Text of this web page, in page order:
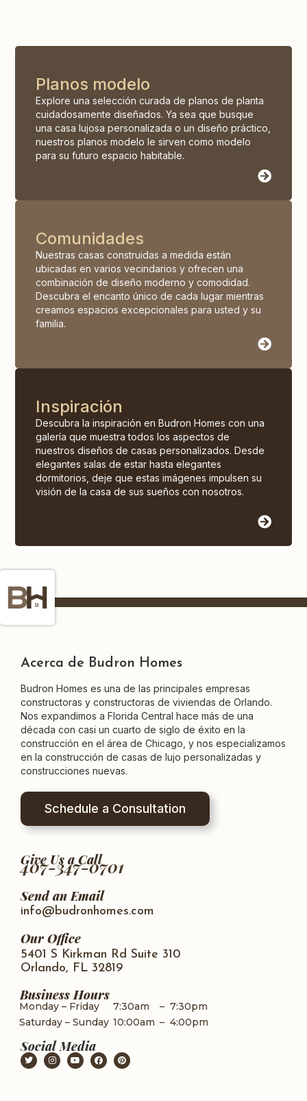
Planos modelo
Explore una selección curada de planos de planta
cuidadosamente diseñados. Ya sea que busque
una casa lujosa personalizada o un diseño práctico,
nuestros planos modelo le sirven como modelo
para su futuro espacio habitable.
Comunidades
Nuestras casas construidas a medida están
ubicadas en varios vecindarios y ofrecen una
combinación de diseño moderno y comodidad.
Descubra el encanto único de cada lugar mientras
creamos espacios excepcionales para usted y su
familia.
Inspiración
Descubra la inspiración en Budron Homes con una
galería que muestra todos los aspectos de
nuestros diseños de casas personalizados. Desde
elegantes salas de estar hasta elegantes
dormitorios, deje que estas imágenes impulsen su
visión de la casa de sus sueños con nosotros.
Acerca de Budron Homes
Budron Homes es una de las principales empresas
constructoras y constructoras de viviendas de Orlando.
Nos expandimos a Florida Central hace más de una
década con casi un cuarto de siglo de éxito en la
construcción en el área de Chicago, y nos especializamos
en la construcción de casas de lujo personalizadas y
construcciones nuevas.
Schedule a Consultation
Give Us a Call
407-347-0701
Send an Email
info@budronhomes.com
Our Office
5401 S Kirkman Rd Suite 310
Orlando, FL 32819
Business Hours
Monday – Friday 7:30am – 7:30pm
Saturday – Sunday 10:00am – 4:00pm
Social Media